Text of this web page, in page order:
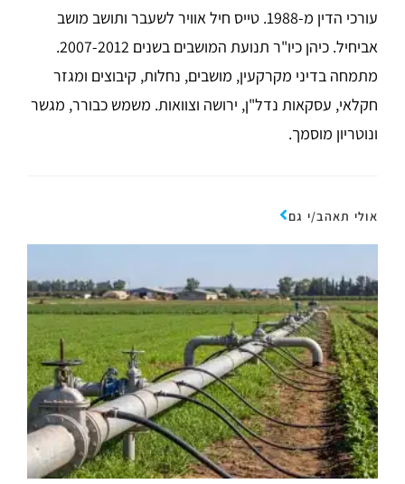
עורכי הדין מ-1988. טייס חיל אוויר לשעבר ותושב מושב
אביחיל. כיהן כיו"ר תנועת המושבים בשנים 2007-2012.
מתמחה בדיני מקרקעין, מושבים, נחלות, קיבוצים ומגזר
חקלאי, עסקאות נדל"ן, ירושה וצוואות. משמש כבורר, מגשר
ונוטריון מוסמך.
אולי תאהב/י גם